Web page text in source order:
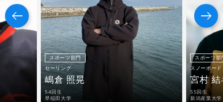
スポーツ部門
セーリング
嶋倉 照晃
54回生
早稲田大学
スポーツ部
スノーボー
宮村 結
55回生
新潟産業大学